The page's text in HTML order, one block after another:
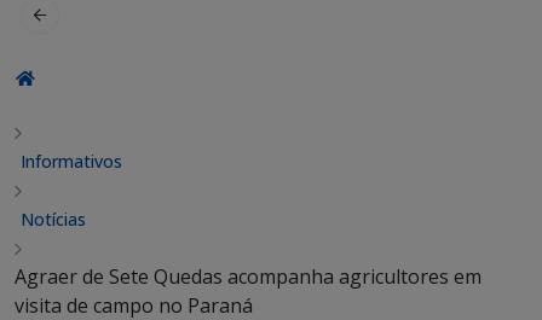
Informativos
Notícias
Agraer de Sete Quedas acompanha agricultores em
visita de campo no Paraná